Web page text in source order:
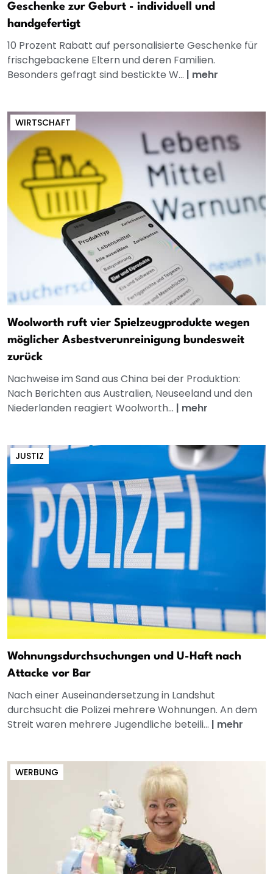
Geschenke zur Geburt - individuell und
handgefertigt
10 Prozent Rabatt auf personalisierte Geschenke für
frischgebackene Eltern und deren Familien.
Besonders gefragt sind bestickte W... | mehr
WIRTSCHAFT
Woolworth ruft vier Spielzeugprodukte wegen
möglicher Asbestverunreinigung bundesweit
zurück
Nachweise im Sand aus China bei der Produktion:
Nach Berichten aus Australien, Neuseeland und den
Niederlanden reagiert Woolworth... | mehr
JUSTIZ
Wohnungsdurchsuchungen und U-Haft nach
Attacke vor Bar
Nach einer Auseinandersetzung in Landshut
durchsucht die Polizei mehrere Wohnungen. An dem
Streit waren mehrere Jugendliche beteili... | mehr
WERBUNG